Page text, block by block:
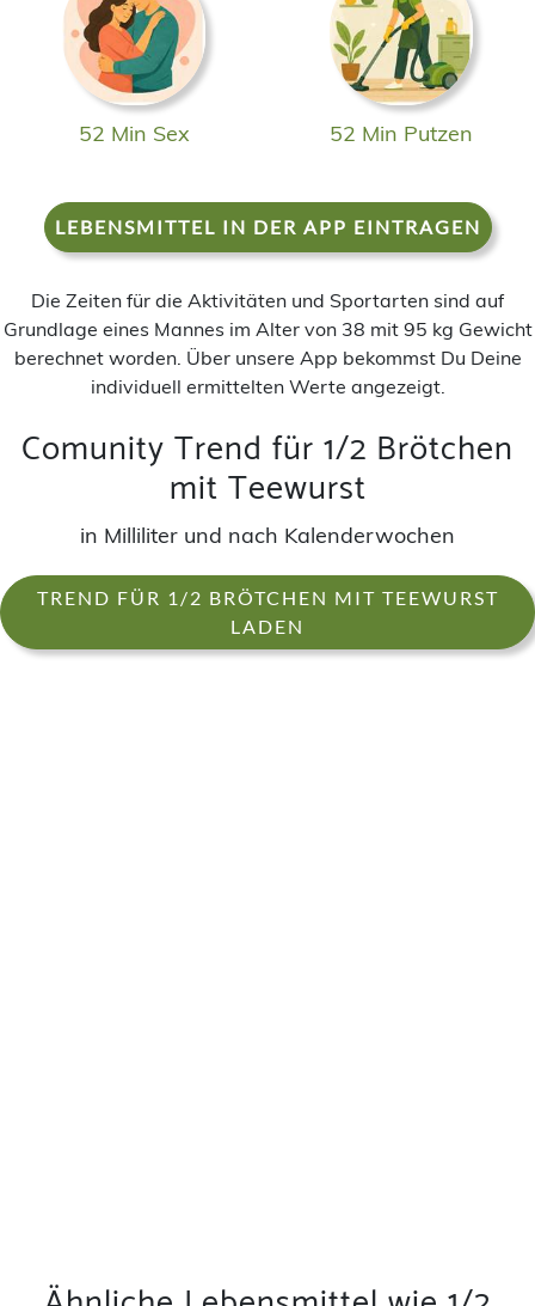
52 Min Sex 52 Min Putzen
LEBENSMITTEL IN DER APP EINTRAGEN
Die Zeiten für die Aktivitäten und Sportarten sind auf
Grundlage eines Mannes im Alter von 38 mit 95 kg Gewicht
berechnet worden. Über unsere App bekommst Du Deine
individuell ermittelten Werte angezeigt.
Comunity Trend für 1/2 Brötchen
mit Teewurst
in Milliliter und nach Kalenderwochen
TREND FÜR 1/2 BRÖTCHEN MIT TEEWURST
LADEN